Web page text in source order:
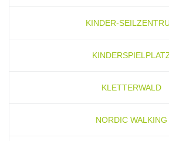
KINDER-
KLETTERWALD
NORDIC WALKING